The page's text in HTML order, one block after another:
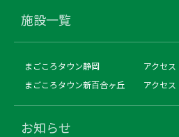
施設一覧
まごころタウン静岡
アクセス
まごころタウン新百合ヶ丘
アクセス
お知らせ